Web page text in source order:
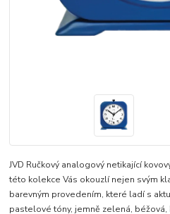
JVD Ručkový analogový netikající
této kolekce Vás okouzlí nejen svým
barevným provedením, které ladí s
pastelové tóny, jemně zelená,